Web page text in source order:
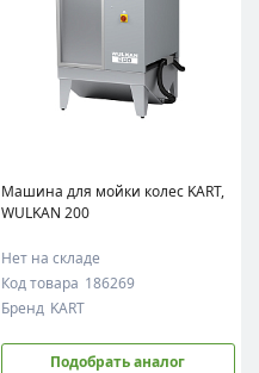
Машина для мойки колес KART,
WULKAN 200
Нет на складе
Код товара 186269
Бренд KART
Подобрать аналог